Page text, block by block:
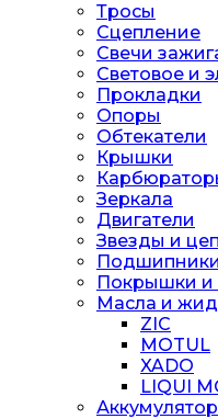
Тросы
Сцепление
Свечи
Световое и
Прокладки
Опоры
Обтекатели
Крышки
Зеркала
Двигатели
Звезды и
Подшипники
Покрышки и
Масла и
ZIC
MOTUL
XADO
LIQUI